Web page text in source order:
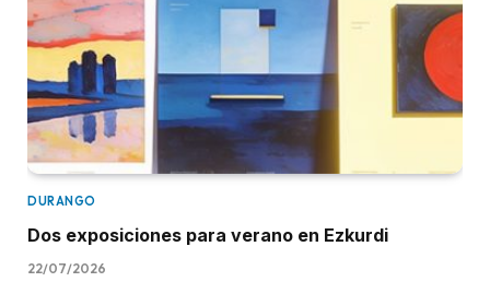
DURANGO
Dos exposiciones para verano en Ezkurdi
22/07/2026